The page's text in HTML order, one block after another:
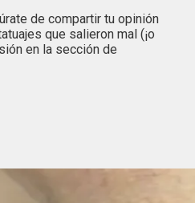
de compartir tu opinión
que salieron mal (¡o
en la sección de